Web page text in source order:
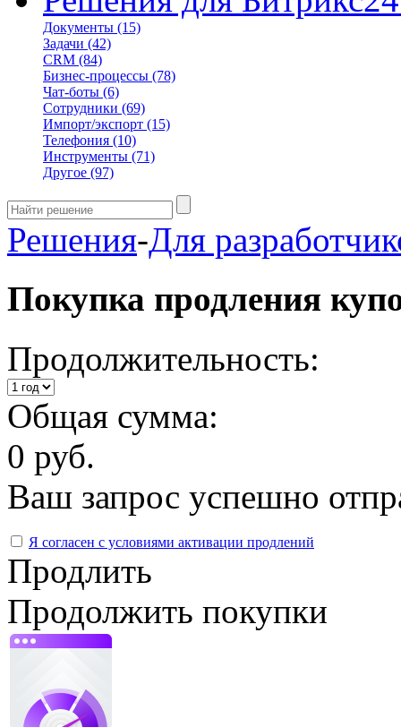
Документы (15)
Задачи (42)
CRM (84)
Бизнес-процессы (78)
Чат-боты (6)
Сотрудники (69)
Импорт/экспорт (15)
Телефония (10)
Инструменты (71)
Другое (97)
Решения-Для
Покупка продления
Продолжительность:
Общая сумма:
0 руб.
Ваш запрос успешно
Я согласен с условиями активации продлений
Продлить
Продолжить покупки